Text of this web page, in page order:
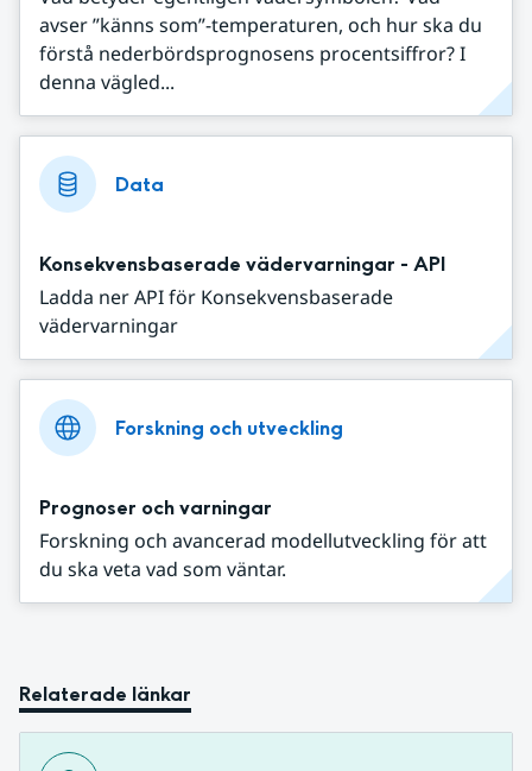
avser ”känns som”-temperaturen, och hur ska du
förstå nederbördsprognosens procentsiffror? I
denna vägled...
Data
Konsekvensbaserade vädervarningar - API
Ladda ner API för Konsekvensbaserade
vädervarningar
Forskning och utveckling
Prognoser och varningar
Forskning och avancerad modellutveckling för att
du ska veta vad som väntar.
Relaterade länkar